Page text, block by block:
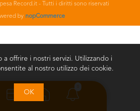
Record.it - Tutti i diritti sono riservati
by nopCommerce
a offrire i nostri servizi. Utilizzando i
al nostro utilizzo dei cookie.
OK